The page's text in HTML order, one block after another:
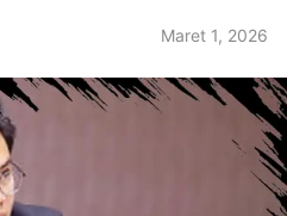
Maret 1, 2026